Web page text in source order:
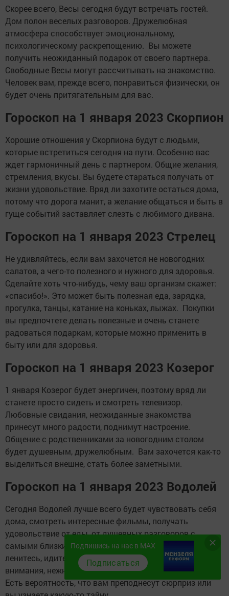
Скорее всего, Весы сегодня будут встречать гостей.
Дом полон веселых разговоров. Дружелюбная
атмосфера способствует эмоциональному,
психологическому раскрепощению. Вы можете
получить неожиданный подарок от своего партнера.
Свободные Весы могут рассчитывать на знакомство.
Человек вам, прежде всего, понравиться физически, он
будет очень притягательным для вас.
Гороскоп на 1 января 2023 Скорпион
Хорошие отношения у Скорпиона будут с людьми,
которые встретиться сегодня на пути. Особенно вас
ждет гармоничный день с партнером. Общие желания,
стремления, вкусы. Вы будете стараться получать от
жизни удовольствие. Вряд ли захотите остаться дома,
потому что дорога манит, а желание общаться и быть в
гуще событий заставляет слезть с любимого дивана.
Гороскоп на 1 января 2023 Стрелец
Не удивляйтесь, если вам захочется не новогодних
салатов, а чего-то полезного и нужного для здоровья.
Сделайте хоть что-нибудь, чему ваш организм скажет:
«спасибо!». Это может быть полезная еда, зарядка,
прогулка, танцы, катание на коньках, лыжах. Покупки
вы предпочтете делать полезные и очень станете
радоваться подаркам, которые можно применить в
быту или для здоровья.
Гороскоп на 1 января 2023 Козерог
1 января Козерог будет энергичен, поэтому вряд ли
станете просто сидеть и смотреть телевизор.
Любовные свидания, неожиданные знакомства
принесут много радости, поднимут настроение.
Общение с родственниками за новогодним столом
будет душевным, дружелюбным. Вам захочется как-то
выделиться внешне, стать более заметными.
Гороскоп на 1 января 2023 Водолей
Сегодня Водолей лучше всего будет чувствовать себя
дома, смотреть интересные фильмы, получать
удовольствие от еды, от душевных разговоров с
самыми близкими. Если позовут на свидание, то не
ленитесь, идите, оно пройдет замечательно. Много
внимания, нежных, приятных слов вам обеспечены.
Есть вероятность, что вам преподнесут сюрприз или
Подпишись на нас в MAX
Подписаться